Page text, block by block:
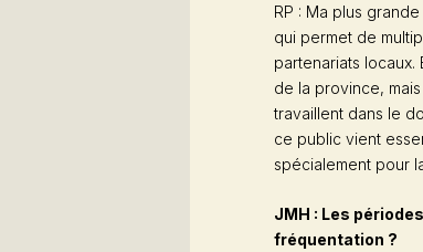
RP : Ma plus
qui permet de
partenariats locaux.
de la province,
travaillent dans le
ce public vient
spécialement pour
JMH : Les
fréquentation ?